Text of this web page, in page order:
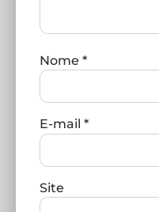
Nome *
E-mail *
Site